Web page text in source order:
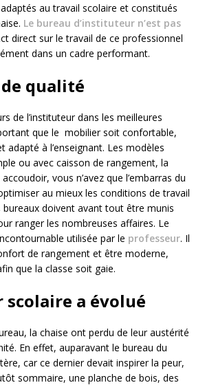
au travail scolaire et constitués
Le bureau d’instituteur n’est pas
direct sur le travail de ce professionnel
dans un cadre performant.
qualité
de l’instituteur dans les meilleures
que le mobilier soit confortable,
à l’enseignant. Les modèles
ou avec caisson de rangement, la
vous n’avez que l’embarras du
au mieux les conditions de travail
bureaux doivent avant tout être munis
ranger les nombreuses affaires. Le
utilisée par le professeur. Il
de rangement et être moderne,
que la classe soit gaie.
scolaire a évolué
la chaise ont perdu de leur austérité
En effet, auparavant le bureau du
car ce dernier devait inspirer la peur,
sommaire, une planche de bois, des